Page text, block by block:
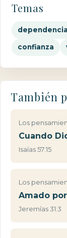
Temas
dependencia
confianza
También
Los
Cuando
Isaías 57:15
Los
Amado
Jeremías 31:3